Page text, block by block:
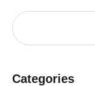
Categories